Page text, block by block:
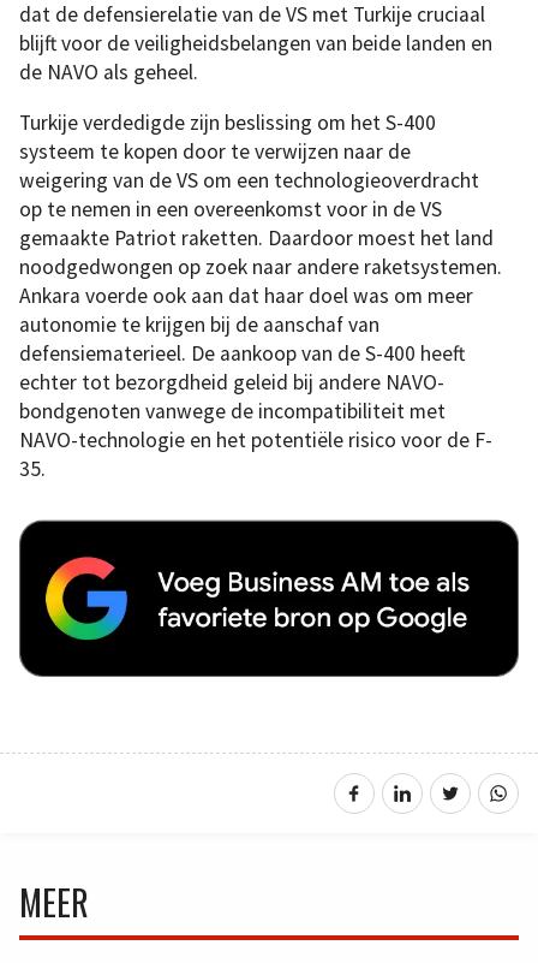
dat de defensierelatie van de VS met Turkije cruciaal
blijft voor de veiligheidsbelangen van beide landen en
de NAVO als geheel.
Turkije verdedigde zijn beslissing om het S-400
systeem te kopen door te verwijzen naar de
weigering van de VS om een technologieoverdracht
op te nemen in een overeenkomst voor in de VS
gemaakte Patriot raketten. Daardoor moest het land
noodgedwongen op zoek naar andere raketsystemen.
Ankara voerde ook aan dat haar doel was om meer
autonomie te krijgen bij de aanschaf van
defensiematerieel. De aankoop van de S-400 heeft
echter tot bezorgdheid geleid bij andere NAVO-
bondgenoten vanwege de incompatibiliteit met
NAVO-technologie en het potentiële risico voor de F-
35.
MEER